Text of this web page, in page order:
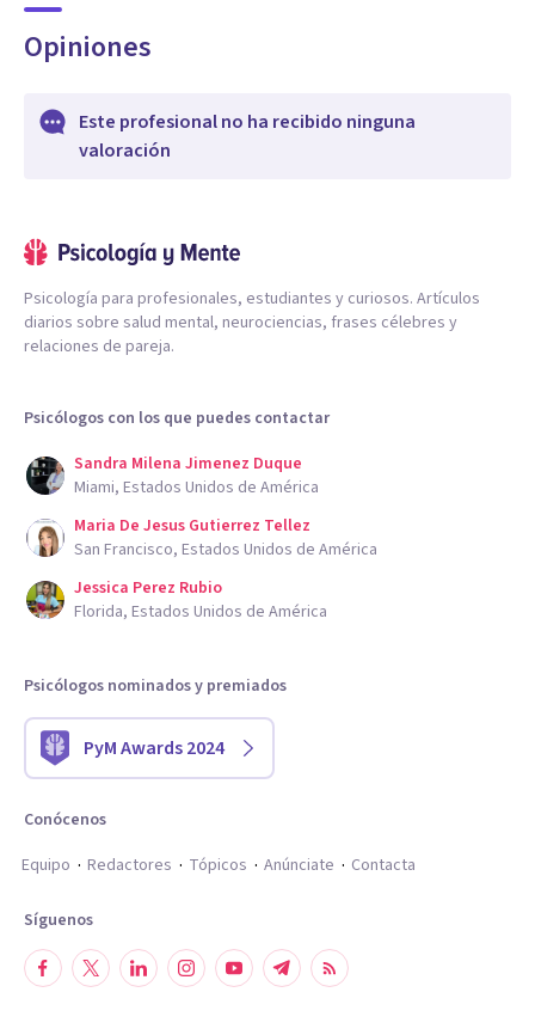
Opiniones
Este profesional no ha recibido ninguna
valoración
Psicología para profesionales, estudiantes y curiosos. Artículos
diarios sobre salud mental, neurociencias, frases célebres y
relaciones de pareja.
Psicólogos con los que puedes contactar
Sandra Milena Jimenez Duque
Miami, Estados Unidos de América
Maria De Jesus Gutierrez Tellez
San Francisco, Estados Unidos de América
Jessica Perez Rubio
Florida, Estados Unidos de América
Psicólogos nominados y premiados
PyM Awards 2024
Conócenos
Equipo
Redactores Tópicos Anúnciate Contacta
Síguenos